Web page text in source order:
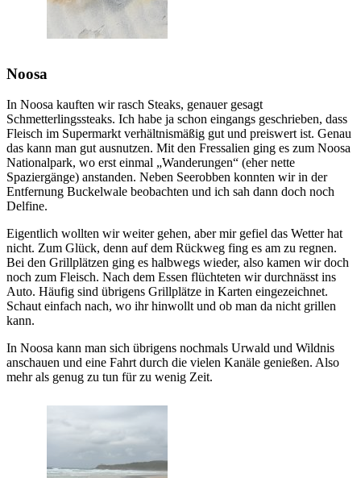
Noosa
In Noosa kauften wir rasch Steaks, genauer gesagt
Schmetterlingssteaks. Ich habe ja schon eingangs geschrieben, dass
Fleisch im Supermarkt verhältnismäßig gut und preiswert ist. Genau
das kann man gut ausnutzen. Mit den Fressalien ging es zum Noosa
Nationalpark, wo erst einmal „Wanderungen“ (eher nette
Spaziergänge) anstanden. Neben Seerobben konnten wir in der
Entfernung Buckelwale beobachten und ich sah dann doch noch
Delfine.
Eigentlich wollten wir weiter gehen, aber mir gefiel das Wetter hat
nicht. Zum Glück, denn auf dem Rückweg fing es am zu regnen.
Bei den Grillplätzen ging es halbwegs wieder, also kamen wir doch
noch zum Fleisch. Nach dem Essen flüchteten wir durchnässt ins
Auto. Häufig sind übrigens Grillplätze in Karten eingezeichnet.
Schaut einfach nach, wo ihr hinwollt und ob man da nicht grillen
kann.
In Noosa kann man sich übrigens nochmals Urwald und Wildnis
anschauen und eine Fahrt durch die vielen Kanäle genießen. Also
mehr als genug zu tun für zu wenig Zeit.